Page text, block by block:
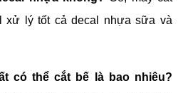
xử lý tốt cả decal nhựa sữa và